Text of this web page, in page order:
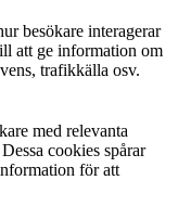
besökare interagerar
att ge information om
trafikkälla osv.
med relevanta
cookies spårar
för att